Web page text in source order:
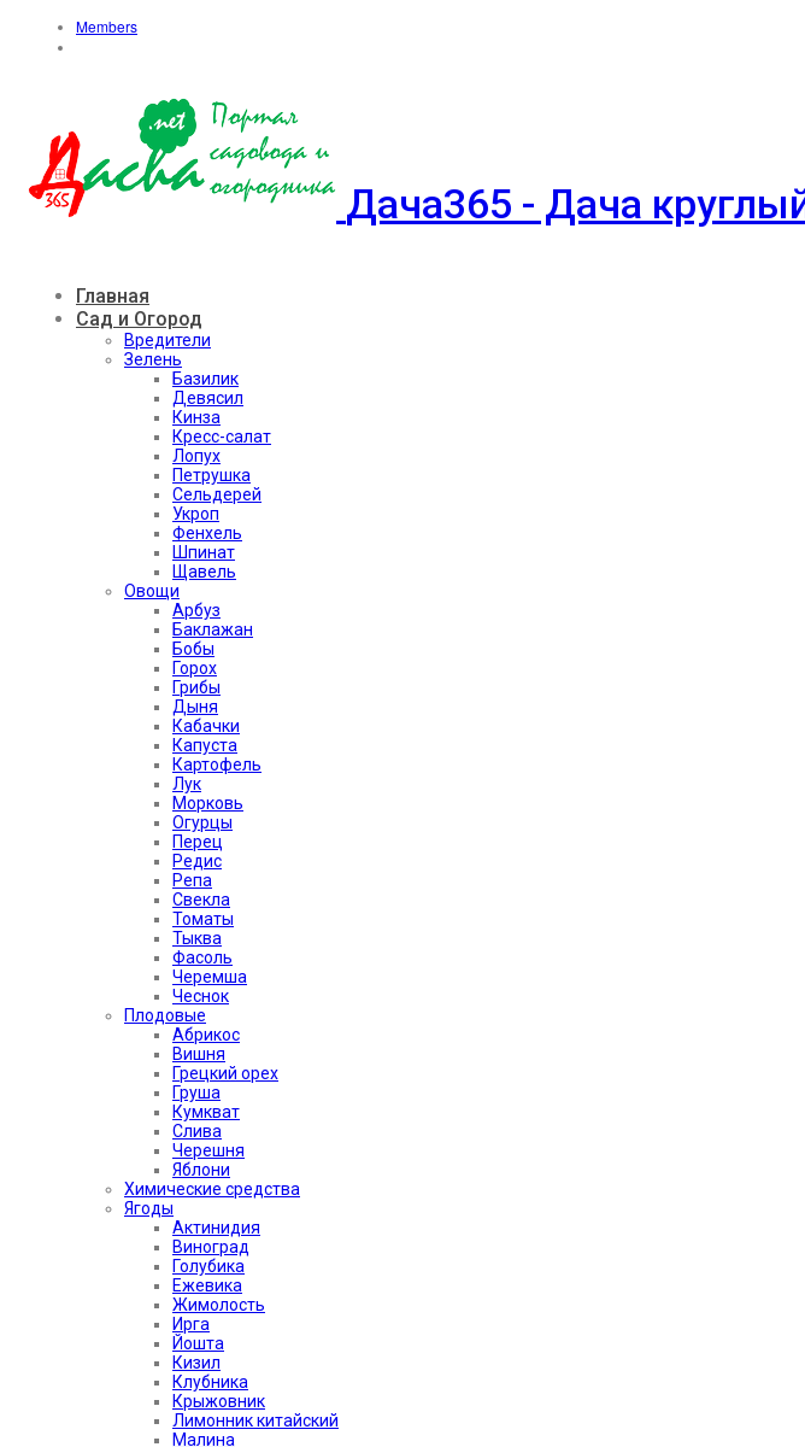
Members
Дача365 - Дача
Главная
Сад и Огород
Вредители
Зелень
Базилик
Девясил
Кинза
Кресс-салат
Лопух
Петрушка
Сельдерей
Укроп
Фенхель
Шпинат
Щавель
Овощи
Арбуз
Баклажан
Бобы
Горох
Грибы
Дыня
Кабачки
Капуста
Картофель
Лук
Морковь
Огурцы
Перец
Редис
Репа
Свекла
Томаты
Тыква
Фасоль
Черемша
Чеснок
Плодовые
Абрикос
Вишня
Грецкий орех
Груша
Кумкват
Слива
Черешня
Яблони
Химические средства
Ягоды
Актинидия
Виноград
Голубика
Ежевика
Жимолость
Ирга
Йошта
Кизил
Клубника
Крыжовник
Лимонник китайский
Малина